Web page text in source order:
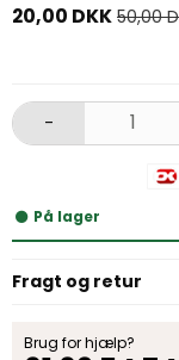
20,00 DKK 50,00
-
På lager
Fragt og retur
Brug for hjælp?